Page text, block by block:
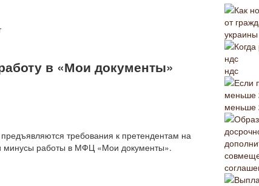
в «Мои документы»
требования к претендентам на
минусы работы в МФЦ «Мои документы».
украины
ндс
меньше